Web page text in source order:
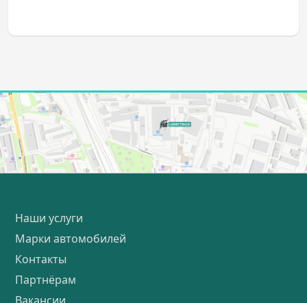
Наши услуги
Марки автомобилей
Контакты
Партнёрам